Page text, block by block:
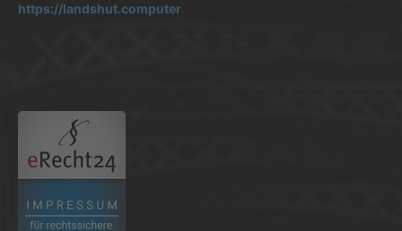
https://landshut.computer